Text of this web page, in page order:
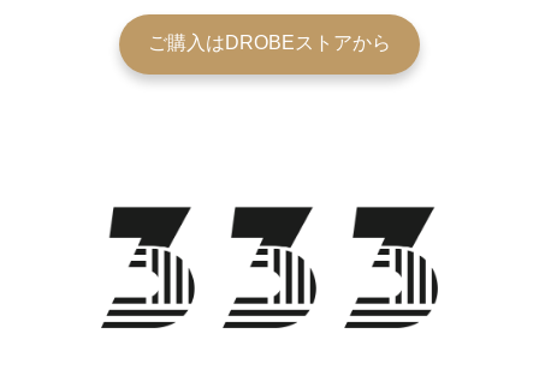
ご購入はDROBEストアから